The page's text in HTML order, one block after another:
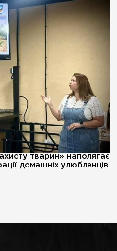
тварин» наполягає
домашніх улюбленців